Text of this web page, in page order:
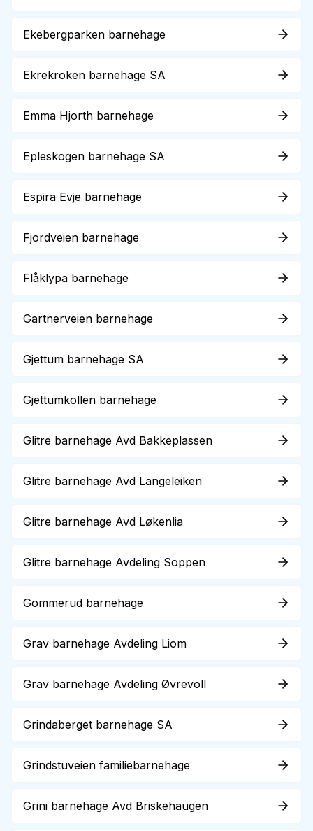
Ekebergparken barnehage
Ekrekroken barnehage SA
Emma Hjorth barnehage
Epleskogen barnehage SA
Espira Evje barnehage
Fjordveien barnehage
Flåklypa barnehage
Gartnerveien barnehage
Gjettum barnehage SA
Gjettumkollen barnehage
Glitre barnehage Avd Bakkeplassen
Glitre barnehage Avd Langeleiken
Glitre barnehage Avd Løkenlia
Glitre barnehage Avdeling Soppen
Gommerud barnehage
Grav barnehage Avdeling Liom
Grav barnehage Avdeling Øvrevoll
Grindaberget barnehage SA
Grindstuveien familiebarnehage
Grini barnehage Avd Briskehaugen